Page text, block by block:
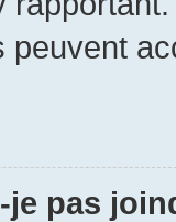
peuvent
pas